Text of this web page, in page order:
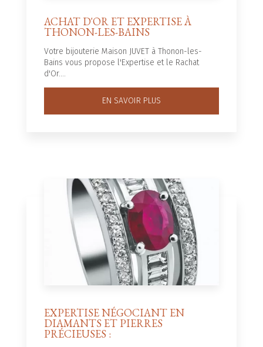
ACHAT D'OR ET EXPERTISE À
THONON-LES-BAINS
Votre bijouterie Maison JUVET à Thonon-les-
Bains vous propose l'Expertise et le Rachat
d'Or....
EN SAVOIR PLUS
EXPERTISE NÉGOCIANT EN
DIAMANTS ET PIERRES
PRÉCIEUSES :